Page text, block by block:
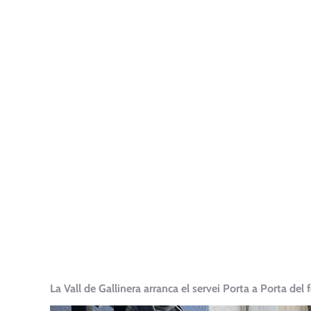
La Vall de Gallinera arranca el servei Porta a Porta del